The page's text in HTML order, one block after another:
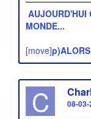
AUJOURD'HUI
MONDE...
[move]p)ALORS
C 08-